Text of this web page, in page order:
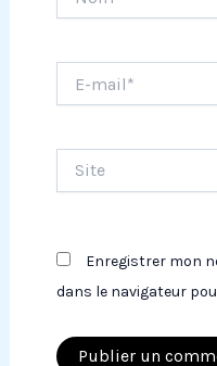
mail*
Enregistrer mon
dans le navigateur